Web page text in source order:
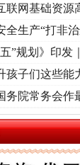
荡..·[视频]牢记初
联网基础资源
全生产“打非
”规划》印发
孩子们这些能
务院常务会